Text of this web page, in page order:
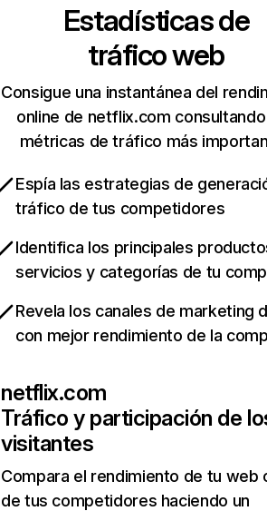
Estadísticas de
tráfico web
Consigue una instantánea del
online de netflix.com
métricas de tráfico más
Espía las estrategias de
tráfico de tus competidores
Identifica los principales
servicios y categorías de tu
Revela los canales de marketing
con mejor rendimiento de la
netflix.com
Tráfico y participación de
visitantes
Compara el rendimiento de tu web
de tus competidores haciendo un